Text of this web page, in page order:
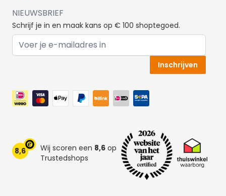
NIEUWSBRIEF
Schrijf je in en maak kans op € 100 shoptegoed.
Inschrijven
8,6 Wij scoren een 8,6 op
Trustedshops